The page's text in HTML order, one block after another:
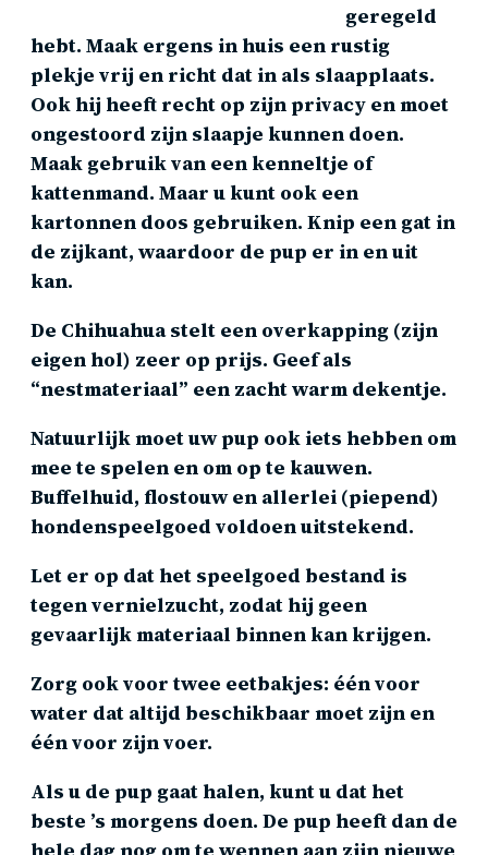
geregeld
hebt. Maak ergens in huis een rustig
plekje vrij en richt dat in als slaapplaats.
Ook hij heeft recht op zijn privacy en moet
ongestoord zijn slaapje kunnen doen.
Maak gebruik van een kenneltje of
kattenmand. Maar u kunt ook een
kartonnen doos gebruiken. Knip een gat in
de zijkant, waardoor de pup er in en uit
kan.
De Chihuahua stelt een overkapping (zijn
eigen hol) zeer op prijs. Geef als
“nestmateriaal” een zacht warm dekentje.
Natuurlijk moet uw pup ook iets hebben om
mee te spelen en om op te kauwen.
Buffelhuid, flostouw en allerlei (piepend)
hondenspeelgoed voldoen uitstekend.
Let er op dat het speelgoed bestand is
tegen vernielzucht, zodat hij geen
gevaarlijk materiaal binnen kan krijgen.
Zorg ook voor twee eetbakjes: één voor
water dat altijd beschikbaar moet zijn en
één voor zijn voer.
Als u de pup gaat halen, kunt u dat het
beste ’s morgens doen. De pup heeft dan de